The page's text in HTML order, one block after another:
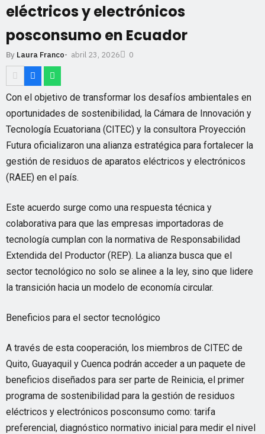
eléctricos y electrónicos
posconsumo en Ecuador
By Laura Franco- abril 23, 2026 0
Con el objetivo de transformar los desafíos ambientales en
oportunidades de sostenibilidad, la Cámara de Innovación y
Tecnología Ecuatoriana (CITEC) y la consultora Proyección
Futura oficializaron una alianza estratégica para fortalecer la
gestión de residuos de aparatos eléctricos y electrónicos
(RAEE) en el país.
Este acuerdo surge como una respuesta técnica y
colaborativa para que las empresas importadoras de
tecnología cumplan con la normativa de Responsabilidad
Extendida del Productor (REP). La alianza busca que el
sector tecnológico no solo se alinee a la ley, sino que lidere
la transición hacia un modelo de economía circular.
Beneficios para el sector tecnológico
A través de esta cooperación, los miembros de CITEC de
Quito, Guayaquil y Cuenca podrán acceder a un paquete de
beneficios diseñados para ser parte de Reinicia, el primer
programa de sostenibilidad para la gestión de residuos
eléctricos y electrónicos posconsumo como: tarifa
preferencial, diagnóstico normativo inicial para medir el nivel